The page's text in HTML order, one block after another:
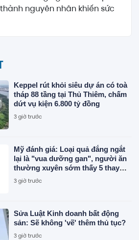
nguyên nhân khiến sức
Keppel rút khỏi siêu dự án có toà
tháp 88 tầng tại Thủ Thiêm, chấm
dứt vụ kiện 6.800 tỷ đồng
3 giờ trước
Mỹ đánh giá: Loại quả đắng ngắt
lại là "vua dưỡng gan", người ăn
thường xuyên sớm thấy 5 thay
đổi tích cực
3 giờ trước
Sửa Luật Kinh doanh bất động
sản: Sẽ không 'vẽ' thêm thủ tục?
3 giờ trước